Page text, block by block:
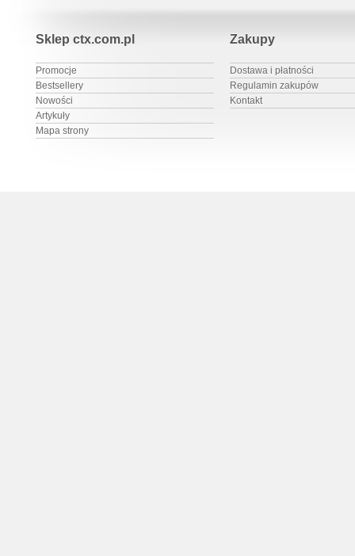
Sklep ctx.com.pl
Promocje
Bestsellery
Nowości
Artykuły
Mapa strony
Zakupy
Dostawa i płatności
Regulamin zakupów
Kontakt